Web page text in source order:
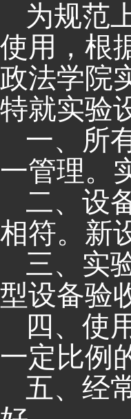
为规范
使用，根
政法学院
特就实验
一、 所
一管理。
二、设
相符。新
三、实
型设备验
四、使
一定比例
五、经